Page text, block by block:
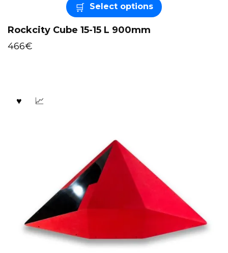
Select options
Rockcity Cube 15-15 L 900mm
466€